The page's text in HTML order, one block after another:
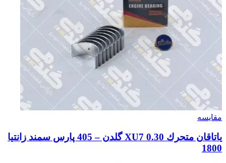
مقایسه
ياتاقان متحرك XU7 0.30 گلدن – 405 پارس سمند زانتيا
1800